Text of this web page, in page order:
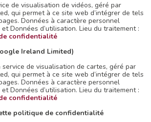
de visualisation de vidéos, géré par
qui permet à ce site web d’intégrer de tels
Données à caractère personnel
Données d’utilisation. Lieu du traitement :
confidentialité
Ireland Limited)
de visualisation de cartes, géré par
qui permet à ce site web d’intégrer de tels
Données à caractère personnel
Données d’utilisation. Lieu du traitement :
confidentialité
politique de confidentialité